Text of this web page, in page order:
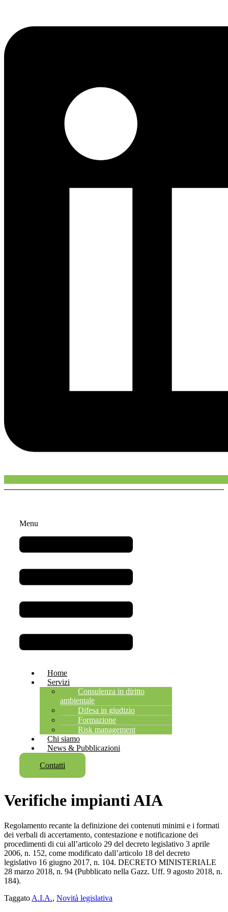
Menu
Home
Servizi
Consulenza in diritto
ambientale
Difesa in giudizio
Formazione
Risk management
Chi siamo
News & Pubblicazioni
Contatti
Verifiche impianti AIA
Regolamento recante la definizione dei contenuti minimi e i formati
dei verbali di accertamento, contestazione e notificazione dei
procedimenti di cui all’articolo 29 del decreto legislativo 3 aprile
2006, n. 152, come modificato dall’articolo 18 del decreto
legislativo 16 giugno 2017, n. 104. DECRETO MINISTERIALE
28 marzo 2018, n. 94 (Pubblicato nella Gazz. Uff. 9 agosto 2018, n.
184).
Taggato A.I.A., Novità legislativa